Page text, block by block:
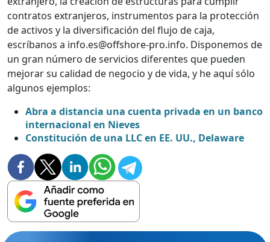
contratos extranjeros, instrumentos para la protección
de activos y la diversificación del flujo de caja,
escríbanos a info.es@offshore-pro.info. Disponemos de
un gran número de servicios diferentes que pueden
mejorar su calidad de negocio y de vida, y he aquí sólo
algunos ejemplos:
Abra a distancia una cuenta privada en un banco
internacional en Nieves
Constitución de una LLC en EE. UU., Delaware